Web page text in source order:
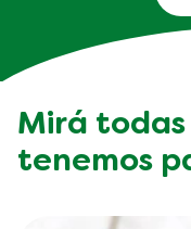
Mirá
tenemos